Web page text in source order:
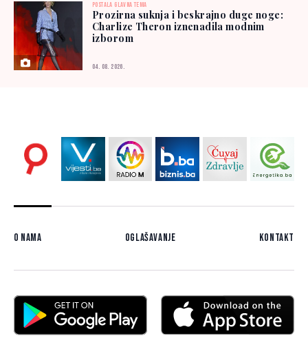
POSTALA GLAVNA TEMA
Prozirna suknja i beskrajno duge noge:
Charlize Theron iznenadila modnim
izborom
04. 08. 2026.
O nama Oglašavanje Kontakt